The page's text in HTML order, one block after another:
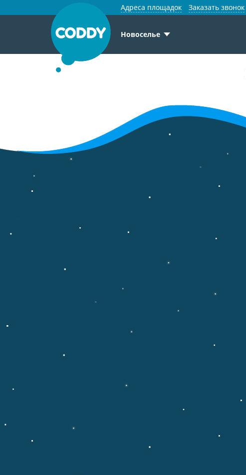
Адреса площадок Заказать звонок
Новоселье